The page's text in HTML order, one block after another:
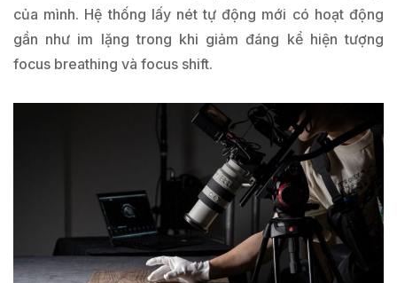
của mình. Hệ thống lấy nét tự động mới có hoạt động
gần như im lặng trong khi giảm đáng kể hiện tượng
focus breathing và focus shift.